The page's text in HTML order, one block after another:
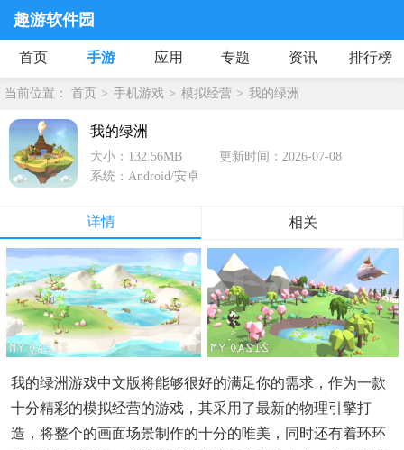
趣游软件园
首页 手游 应用 专题 资讯 排行榜
当前位置： 首页 手机游戏 模拟经营 我的绿洲
我的绿洲
大小：132.56MB
更新时间：2026-07-08
系统：Android/安卓
详情 相关
我的绿洲游戏中文版将能够很好的满足你的需求，作为一款
十分精彩的模拟经营的游戏，其采用了最新的物理引擎打
造，将整个的画面场景制作的十分的唯美，同时还有着环环